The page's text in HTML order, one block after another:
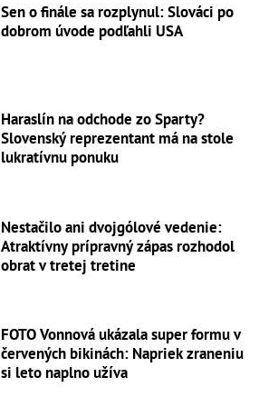
Sen o finále sa rozplynul: Slováci po
dobrom úvode podľahli USA
Haraslín na odchode zo Sparty?
Slovenský reprezentant má na stole
lukratívnu ponuku
Nestačilo ani dvojgólové vedenie:
Atraktívny prípravný zápas rozhodol
obrat v tretej tretine
FOTO Vonnová ukázala super formu v
červených bikinách: Napriek zraneniu
si leto naplno užíva